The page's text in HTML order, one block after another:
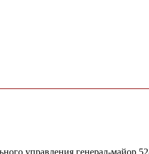
управления генерал-майор